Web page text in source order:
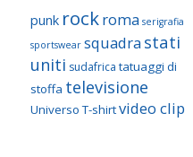
punk rockroma serigrafia
sportswear squadra stati
uniti sudafrica tatuaggi di
stoffa televisione
Universo T-shirtvideo clip